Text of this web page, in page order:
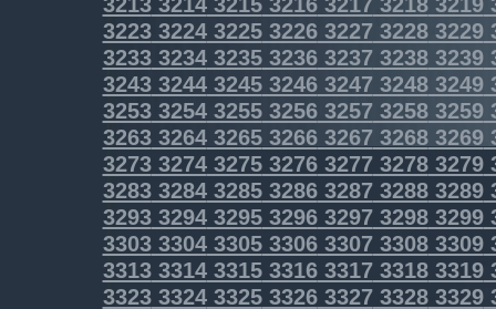
32233224322532263227 32283229
32333234323532363237 32383239
32433244324532463247 32483249
32533254325532563257 32583259
32633264326532663267 32683269
3273327432753276327732783279
3283328432853286328732883289
3293329432953296329732983299
3303330433053306330733083309
3313331433153316331733183319
3323332433253326332733283329